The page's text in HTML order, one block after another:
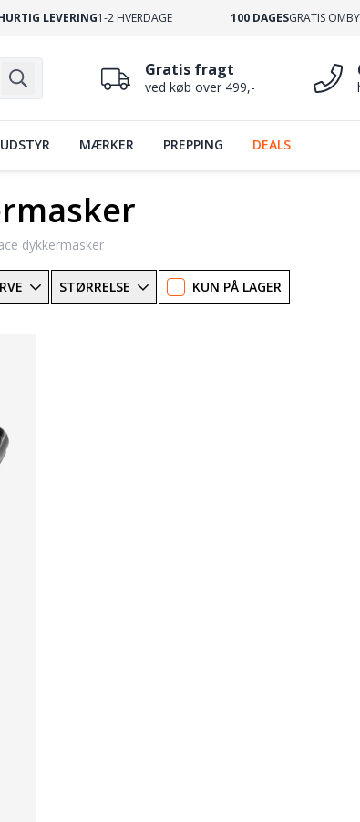
LEVERING1-2 HVERDAGE 100 DAGESGRATIS
Gratis fragt
ved køb over 499,-
UDSTYR MÆRKER PREPPING DEALS
dykkermasker
STØRRELSE KUN PÅ LAGER